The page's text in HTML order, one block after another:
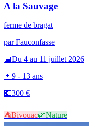
A la Sauvage
ferme de bragat
parFauconfasse
📅Du 4 au 11 juillet 2026
👦 9 - 13 ans
💶300 €
⛺Bivouac🌿Nature